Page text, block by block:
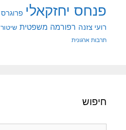
פנחס יחזקאלי פרוגרס
רועי צזנה רפורמה משפטית שיטור
תרבות ארגונית
חיפוש